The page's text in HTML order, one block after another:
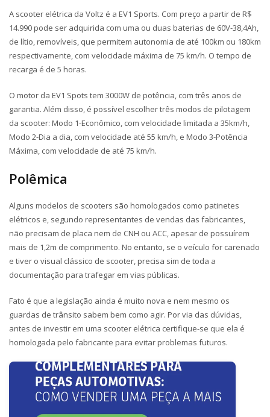
A scooter elétrica da Voltz é a EV1 Sports. Com preço a partir de R$
14.990 pode ser adquirida com uma ou duas baterias de 60V-38,4Ah,
de lítio, removíveis, que permitem autonomia de até 100km ou 180km
respectivamente, com velocidade máxima de 75 km/h. O tempo de
recarga é de 5 horas.
O motor da EV1 Spots tem 3000W de potência, com três anos de
garantia. Além disso, é possível escolher três modos de pilotagem
da scooter: Modo 1-Econômico, com velocidade limitada a 35km/h,
Modo 2-Dia a dia, com velocidade até 55 km/h, e Modo 3-Potência
Máxima, com velocidade de até 75 km/h.
Polêmica
Alguns modelos de scooters são homologados como patinetes
elétricos e, segundo representantes de vendas das fabricantes,
não precisam de placa nem de CNH ou ACC, apesar de possuírem
mais de 1,2m de comprimento. No entanto, se o veículo for carenado
e tiver o visual clássico de scooter, precisa sim de toda a
documentação para trafegar em vias públicas.
Fato é que a legislação ainda é muito nova e nem mesmo os
guardas de trânsito sabem bem como agir. Por via das dúvidas,
antes de investir em uma scooter elétrica certifique-se que ela é
homologada pelo fabricante para evitar problemas futuros.